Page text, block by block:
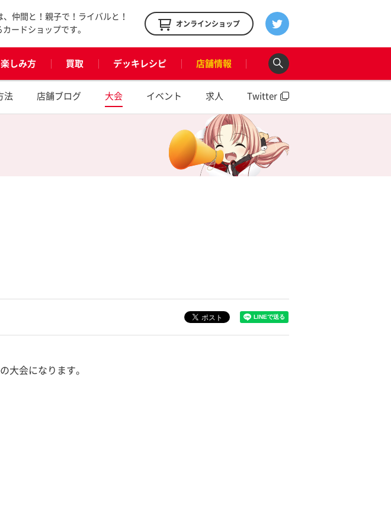
仲間と！親子で！ライバルと！
ードショップです。
オンラインショップ
しみ方 買取 デッキレシピ 店舗情報
法 店舗ブログ 大会 イベント 求人 Twitter
大会になります。